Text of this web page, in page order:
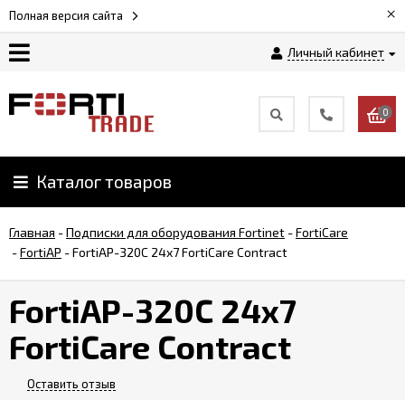
Полная версия сайта ×
Личный кабинет
Как
Доставка
и
оплата
0
Каталог товаров
Главная -Подписки для оборудования Fortinet -FortiCare
-FortiAP -FortiAP-320C 24x7 FortiCare Contract
FortiAP-320C 24x7
FortiCare Contract
Оставить отзыв